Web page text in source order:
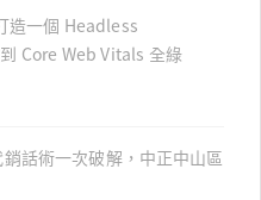
造一個 Headless
Core Web Vitals 全綠
話術一次破解，中正中山區